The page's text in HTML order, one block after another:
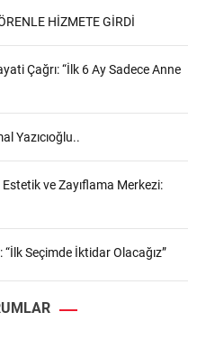
HİZMETE GİRDİ
Çağrı: “İlk 6 Ay Sadece Anne
Yazıcıoğlu..
Estetik ve Zayıflama Merkezi:
Seçimde İktidar Olacağız”